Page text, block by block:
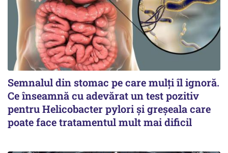
Semnalul din stomac pe care mulți îl ignoră.
Ce înseamnă cu adevărat un test pozitiv
pentru Helicobacter pylori și greșeala care
poate face tratamentul mult mai dificil